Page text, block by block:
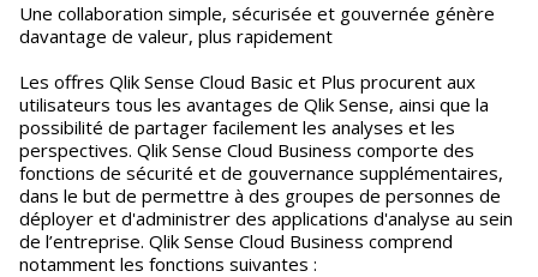
Une collaboration simple, sécurisée et gouvernée génère
davantage de valeur, plus rapidement
Les offres Qlik Sense Cloud Basic et Plus procurent aux
utilisateurs tous les avantages de Qlik Sense, ainsi que la
possibilité de partager facilement les analyses et les
perspectives. Qlik Sense Cloud Business comporte des
fonctions de sécurité et de gouvernance supplémentaires,
dans le but de permettre à des groupes de personnes de
déployer et d'administrer des applications d'analyse au sein
de l’entreprise. Qlik Sense Cloud Business comprend
notamment les fonctions suivantes :